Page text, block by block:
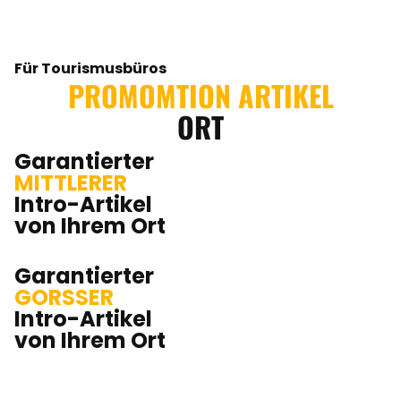
Für Tourismusbüros
PROMOMTION ARTIKEL
ORT
Garantierter
MITTLERER
Intro-Artikel
von Ihrem Ort
Garantierter
GORSSER
Intro-Artikel
von Ihrem Ort